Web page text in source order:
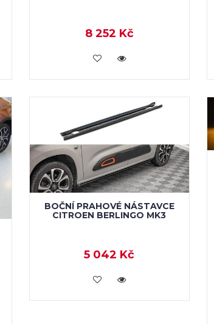
8 252 Kč
KOUPIT
BOČNÍ PRAHOVÉ NÁSTAVCE
CITROEN BERLINGO MK3
5 042 Kč
KOUPIT